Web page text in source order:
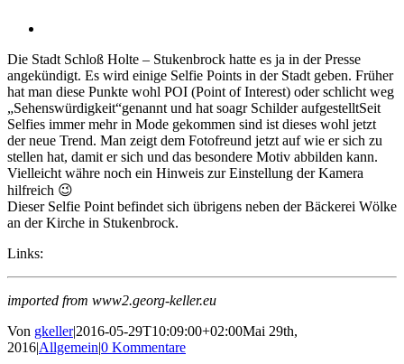
Die Stadt Schloß Holte – Stukenbrock hatte es ja in der Presse
angekündigt. Es wird einige Selfie Points in der Stadt geben. Früher
hat man diese Punkte wohl POI (Point of Interest) oder schlicht weg
„Sehenswürdigkeit“genannt und hat soagr Schilder aufgestelltSeit
Selfies immer mehr in Mode gekommen sind ist dieses wohl jetzt
der neue Trend. Man zeigt dem Fotofreund jetzt auf wie er sich zu
stellen hat, damit er sich und das besondere Motiv abbilden kann.
Vielleicht währe noch ein Hinweis zur Einstellung der Kamera
hilfreich 😉
Dieser Selfie Point befindet sich übrigens neben der Bäckerei Wölke
an der Kirche in Stukenbrock.
Links:
imported from www2.georg-keller.eu
Von gkeller|2016-05-29T10:09:00+02:00Mai 29th,
2016|Allgemein|0 Kommentare